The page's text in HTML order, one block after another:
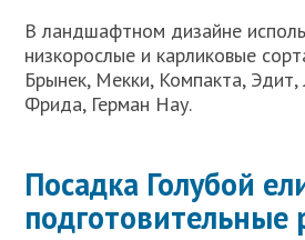
В ландшафтном дизайне
низкорослые и карликовые
Брынек, Мекки, Компакта, Эдит,
Фрида, Герман Нау.
Посадка Голубой
подготовительные